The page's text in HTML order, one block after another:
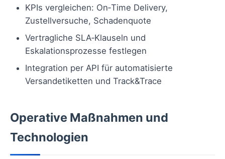
KPIs vergleichen: On‑Time Delivery,
Zustellversuche, Schadenquote
Vertragliche SLA‑Klauseln und
Eskalationsprozesse festlegen
Integration per API für automatisierte
Versandetiketten und Track&Trace
Operative Maßnahmen und
Technologien